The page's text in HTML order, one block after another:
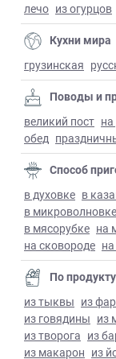
лечо из огурцов
Кухни мира
грузинская
Поводы и
великий пост
обед
Способ
в духовке в
в микроволновке
в мясорубке на
на сковороде
По продукту
из тыквы из
из говядины из
из творога из
из макарон из